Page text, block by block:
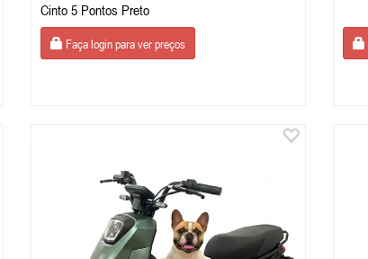
Cinto 5 Pontos Preto
Faça login para ver preços